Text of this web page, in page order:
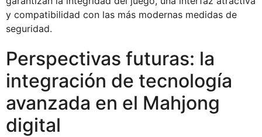
y compatibilidad con las más modernas medidas de
seguridad.
Perspectivas futuras: la
integración de tecnología
avanzada en el Mahjong
digital